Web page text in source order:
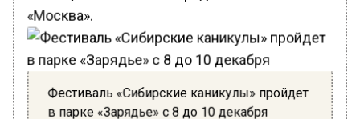
«Москва».
Фестиваль «Сибирские каникулы» пройдет
в парке «Зарядье» с 8 до 10 декабря